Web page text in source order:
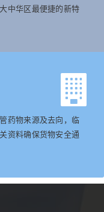
中华区最便捷的新特
药物来源及去向，临
资料确保货物安全通